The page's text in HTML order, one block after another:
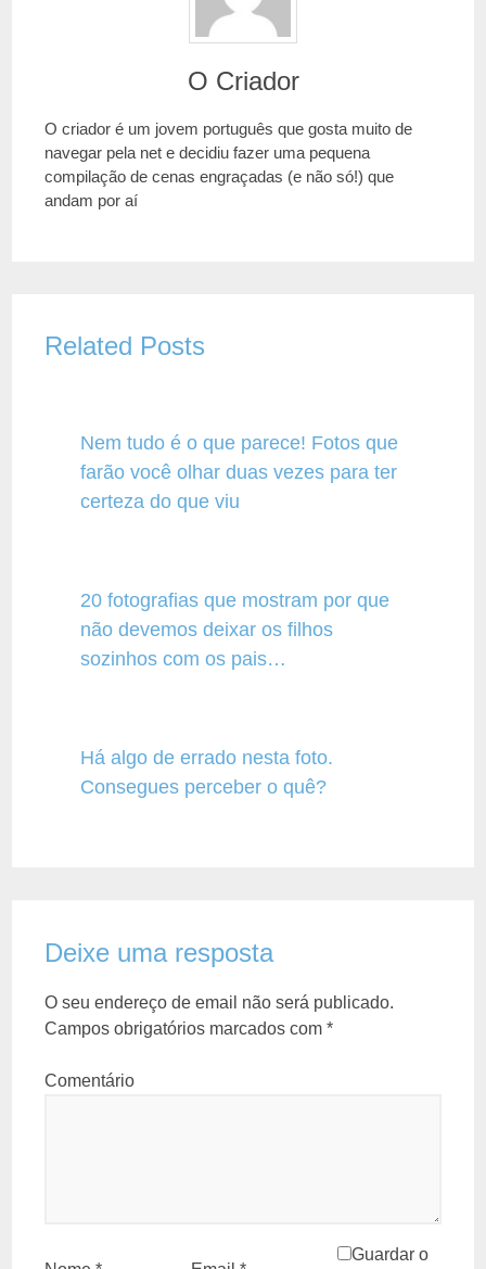
O Criador
O criador é um jovem português que gosta muito de
navegar pela net e decidiu fazer uma pequena
compilação de cenas engraçadas (e não só!) que
andam por aí
Related Posts
Nem tudo é o que parece! Fotos que
farão você olhar duas vezes para ter
certeza do que viu
20 fotografias que mostram por que
não devemos deixar os filhos
sozinhos com os pais…
Há algo de errado nesta foto.
Consegues perceber o quê?
Deixe uma resposta
O seu endereço de email não será publicado.
Campos obrigatórios marcados com*
Comentário
Guardar o